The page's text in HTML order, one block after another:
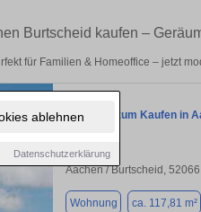
ablehnen
Datenschutzerklärung
Burtscheid kaufen –
für Familien & Homeoffice – jetzt
Wohnung zum Kaufen in
Aachen / Burtscheid, 52066
Wohnung ca. 117,81 m²